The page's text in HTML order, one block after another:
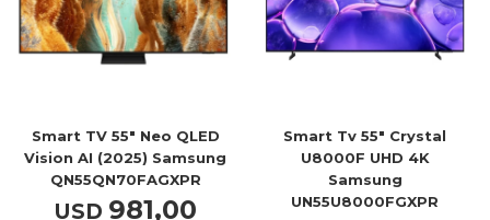
Smart TV 55" Neo QLED
Vision AI (2025) Samsung
QN55QN70FAGXPR
USD 981,00
Smart Tv 55" Crystal
U8000F UHD 4K
Samsung
UN55U8000FGXPR